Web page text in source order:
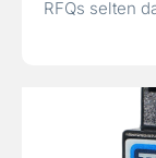
RFQs selten